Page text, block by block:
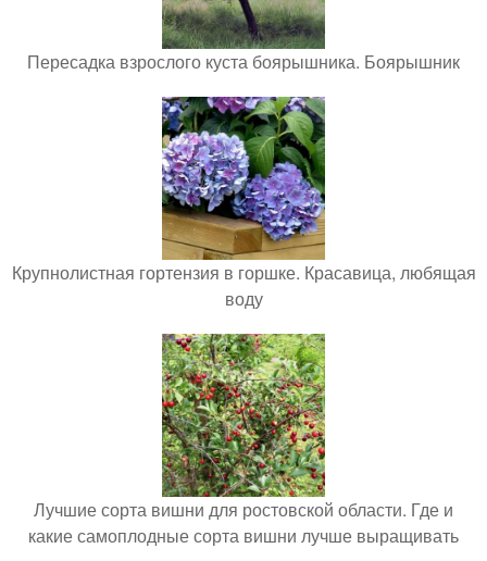
Пересадка взрослого куста боярышника. Боярышник
Крупнолистная гортензия в горшке. Красавица, любящая
воду
Лучшие сорта вишни для ростовской области. Где и
какие самоплодные сорта вишни лучше выращивать